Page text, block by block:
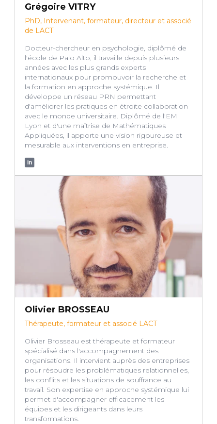
Grégoire VITRY
PhD, Intervenant, formateur, directeur et associé
de LACT
Docteur-chercheur en psychologie, diplômé de
l'école de Palo Alto, il travaille depuis plusieurs
années avec les plus grands experts
internationaux pour promouvoir la recherche et
la formation en approche systémique. Il
développe un réseau PRN permettant
d'améliorer les pratiques en étroite collaboration
avec le monde universitaire. Diplômé de l'EM
Lyon et d'une maîtrise de Mathématiques
Appliquées, il apporte une vision rigoureuse et
mesurable aux interventions en entreprise.
in
Olivier BROSSEAU
Thérapeute, formateur et associé LACT
Olivier Brosseau est thérapeute et formateur
spécialisé dans l'accompagnement des
organisations. Il intervient auprès des entreprises
pour résoudre les problématiques relationnelles,
les conflits et les situations de souffrance au
travail. Son expertise en approche systémique lui
permet d'accompagner efficacement les
équipes et les dirigeants dans leurs
transformations.